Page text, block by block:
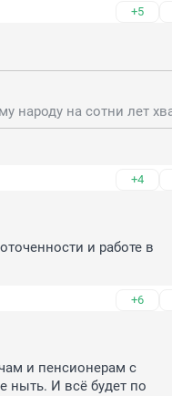
+5
+4
и работе в
+6
и пенсионерам с
ныть. И всё будет по